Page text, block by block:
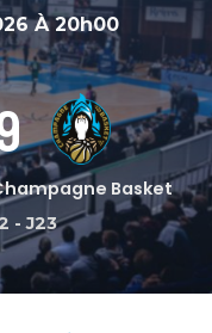
À 20h00
Basket
-J23